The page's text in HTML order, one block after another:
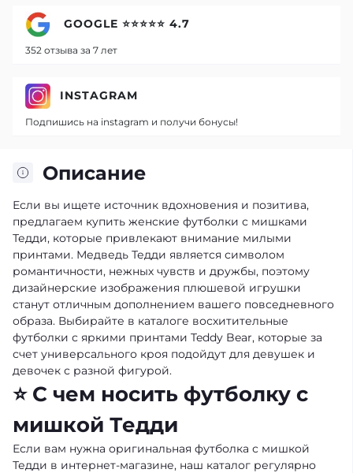
Описание
Если вы ищете источник вдохновения и позитива,
предлагаем купить женские футболки с мишками
Тедди, которые привлекают внимание милыми
принтами. Медведь Тедди является символом
романтичности, нежных чувств и дружбы, поэтому
дизайнерские изображения плюшевой игрушки
станут отличным дополнением вашего повседневного
образа. Выбирайте в каталоге восхитительные
футболки с яркими принтами Teddy Bear, которые за
счет универсального кроя подойдут для девушек и
девочек с разной фигурой.
⭐ С чем носить футболку с
мишкой Тедди
Если вам нужна оригинальная футболка с мишкой
Тедди в интернет-магазине, наш каталог регулярно
GOOGLE ⭐⭐⭐⭐⭐ 4.7
352 отзыва за 7 лет
INSTAGRAM
Подпишись на instagram и получи бонусы!